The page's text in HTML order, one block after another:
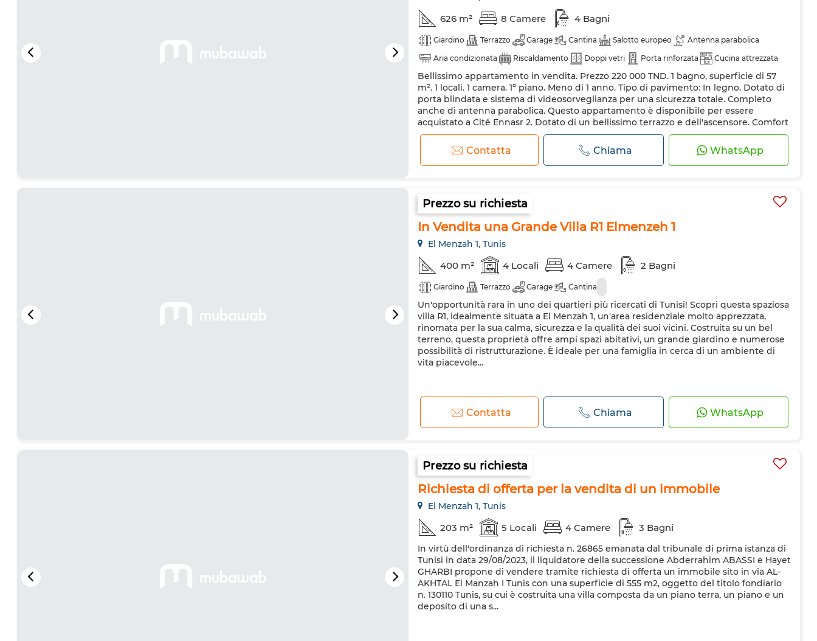
626 m² 8 Camere 4 Bagni
Giardino Terrazzo Garage Cantina Salotto europeo
Antenna parabolica
Aria condizionata
Riscaldamento Doppi vetri Porta rinforzata
Cucina attrezzata
Forno
Bellissimo appartamento in vendita. Prezzo 220 000 TND. 1 bagno, superficie di 57
m². 1 locali. 1 camera. 1º piano. Meno di 1 anno. Tipo di pavimento: In legno. Dotato di
porta blindata e sistema di videosorveglianza per una sicurezza totale. Completo
anche di antenna parabolica. Questo appartamento è disponibile per essere
acquistato a Cité Ennasr 2. Dotato di un bellissimo terrazzo e dell'ascensore. Comfort
e sicurezza con l'impianto di aria c...
Contatta Chiama WhatsApp
Prezzo su richiesta
In Vendita una Grande Villa R1 Elmenzeh 1
El Menzah 1, Tunis
400 m² 4 Locali 4 Camere 2 Bagni
Giardino Terrazzo Garage Cantina
Un'opportunità rara in uno dei quartieri più ricercati di Tunisi! Scopri questa spaziosa
villa R1, idealmente situata a El Menzah 1, un'area residenziale molto apprezzata,
rinomata per la sua calma, sicurezza e la qualità dei suoi vicini. Costruita su un bel
terreno, questa proprietà offre ampi spazi abitativi, un grande giardino e numerose
possibilità di ristrutturazione. È ideale per una famiglia in cerca di un ambiente di
vita piacevole...
Contatta Chiama WhatsApp
Prezzo su richiesta
Richiesta di offerta per la vendita di un immobile
El Menzah 1, Tunis
203 m² 5 Locali 4 Camere 3 Bagni
In virtù dell'ordinanza di richiesta n. 26865 emanata dal tribunale di prima istanza di
Tunisi in data 29/08/2023, il liquidatore della successione Abderrahim ABASSI e Hayet
GHARBI propone di vendere tramite richiesta di offerta un immobile sito in via AL-
AKHTAL El Manzah I Tunis con una superficie di 555 m2, oggetto del titolo fondiario
n. 130110 Tunis, su cui è costruita una villa composta da un piano terra, un piano e un
deposito di una s...